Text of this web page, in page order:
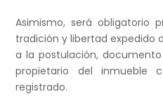
Asimismo, será obligatorio
tradición y libertad expedido
a la postulación,
propietario del inmueble
registrado.